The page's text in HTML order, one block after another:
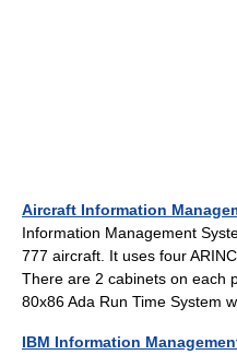
Aircraft Information
Information Management
777 aircraft. It uses four
There are 2 cabinets on each
80x86 Ada Run Time
IBM Information